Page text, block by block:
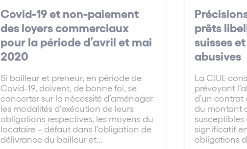
Covid-19 et non-paiement
des loyers commerciaux
pour la période d’avril et mai
2020
Si bailleur et preneur, en période de
Covid-19, doivent, de bonne foi, se
concerter sur la nécessité d’aménager
les modalités d’exécution de leurs
obligations respectives, les moyens du
locataire – défaut dans l’obligation de
délivrance du bailleur et...
prêts
suisses
abusives
La CJUE
prévoyant
d’un contrat
du montant
susceptibles
significatif
obligations